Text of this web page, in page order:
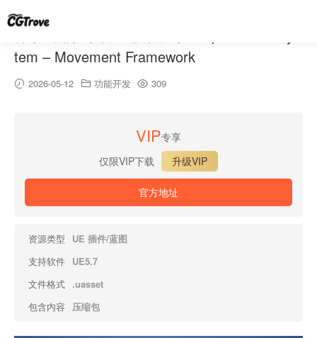
tem – Movement Framework
2026-05-12 功能开发 309
VIP专享
仅限VIP下载
升级VIP
官方地址
资源类型
UE 插件/蓝图
支持软件 UE5.7
文件格式 .uasset
包含内容
压缩包